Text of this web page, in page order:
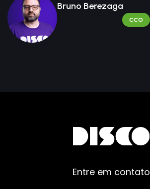
Bruno Berezaga
CCO
Entre em contato